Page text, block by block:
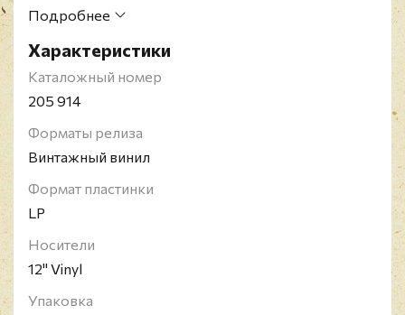
бас-гитаристом Нилом Мюррей, который позже
Пейсом, который вернулся в реформированный
Deep Purple в 1984 году.
Немецкое издание 1984 года
состоянии, близком к идеальному.
Ирландский музыкант Гэри Мур родился в 1952 и
умер в 2011 году. Гэри Мур играл в разных жанрах:
хэви-метал, хард-рок, джаз-фьюжн, а также
значительный вклад. После себя он оставил
наследие из 28 студийных альбомов и 6
Подробнее
Характеристики
Каталожный номер
205 914
Форматы релиза
Винтажный винил
Формат пластинки
LP
Носители
12" Vinyl
Упаковка